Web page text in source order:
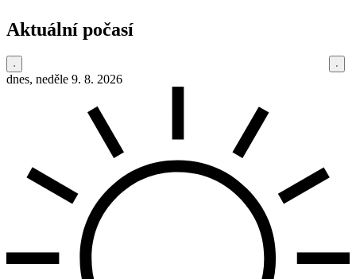
Aktuální počasí
dnes, neděle 9. 8. 2026